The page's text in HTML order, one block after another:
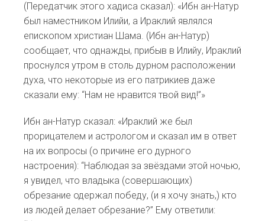
(Передатчик этого хадиса сказал): «Ибн ан-Натур
был наместником Илийи, а Ираклий являлся
епископом христиан Шама. (Ибн ан-Натур)
сообщает, что однажды, прибыв в Илийу, Ираклий
проснулся утром в столь дурном расположении
духа, что некоторые из его патрикиев даже
сказали ему: “Нам не нравится твой вид!”»
Ибн ан-Натур сказал: «Ираклий же был
прорицателем и астрологом и сказал им в ответ
на их вопросы (о причине его дурного
настроения): “Наблюдая за звёздами этой ночью,
я увидел, что владыка (совершающих)
обрезание одержал победу, (и я хочу знать,) кто
из людей делает обрезание?” Ему ответили: